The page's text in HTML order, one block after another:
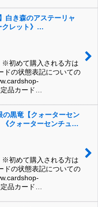
白き森のアステーリャ
レット》
※初めて購入される方は
ドの状態表記についての
品カード…
の黒竜【クォーターセン
クォーターセンチュリ
JP108}
※初めて購入される方は
ドの状態表記についての
品カード…